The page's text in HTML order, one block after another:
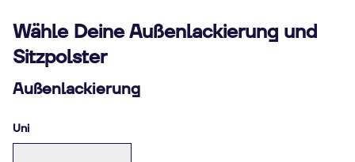
Wähle Deine Außenlackierung und
Sitzpolster
Außenlackierung
Uni